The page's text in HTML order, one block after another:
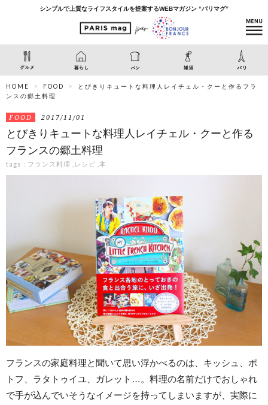
シンプルで上質なライフスタイルを提案するWEBマガジン “パリマグ”
HOME FOOD
とびきりキュートな料理人レイチェル・クーと作るフラ
ンスの郷土料理
FOOD 2017/11/01
とびきりキュートな料理人レイチェル・クーと作る
フランスの郷土料理
tags : フランス料理 レシピ 本
フランスの家庭料理と聞いて思い浮かべるのは、キッシュ、ポ
トフ、ラタトゥイユ、ガレット…。料理の名前だけでおしゃれ
で手が込んでいそうなイメージを持ってしまいますが、実際に